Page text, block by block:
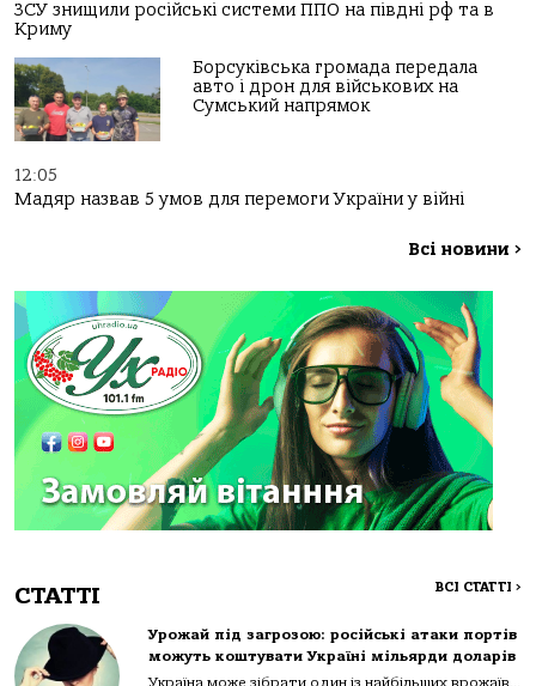
ЗСУ знищили російські системи ППО на півдні рф та в
Криму
Борсуківська громада передала
авто і дрон для військових на
Сумський напрямок
12:05
Мадяр назвав 5 умов для перемоги України у війні
Всі новини >
СТАТТІ ВСІ СТАТТІ >
Урожай під загрозою: російські атаки портів
можуть коштувати Україні мільярди доларів
Україна може зібрати один із найбільших врожаїв...